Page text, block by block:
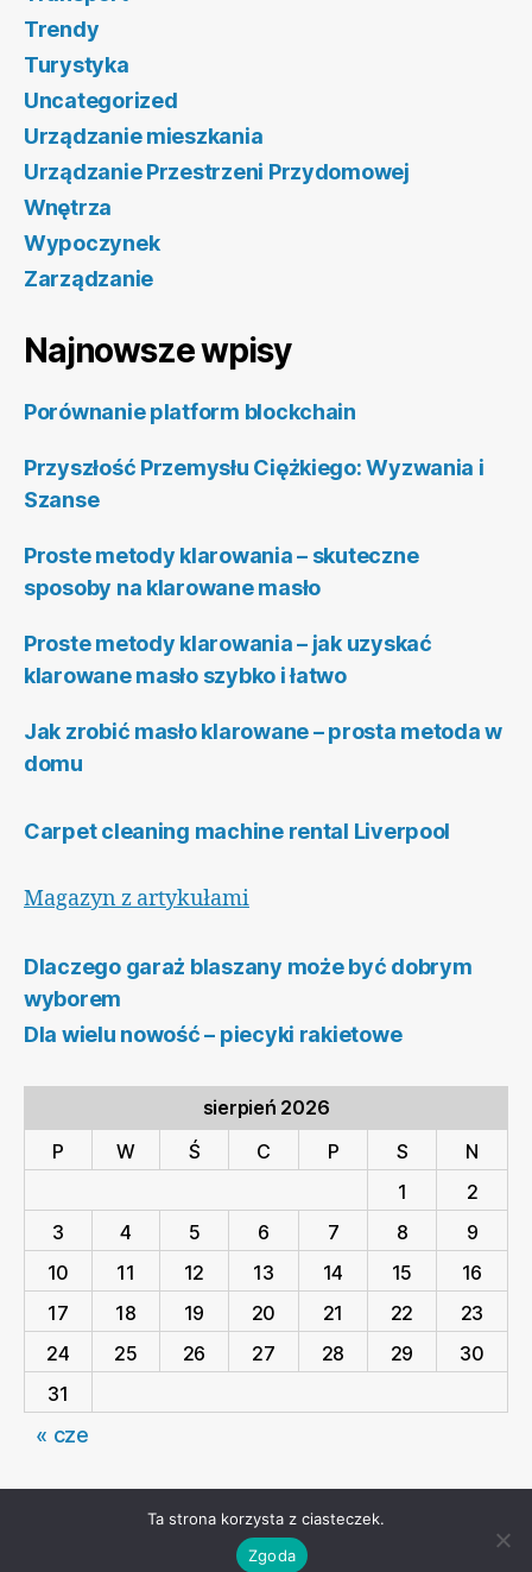
Trendy
Turystyka
Uncategorized
Urządzanie mieszkania
Urządzanie Przestrzeni Przydomowej
Wnętrza
Wypoczynek
Zarządzanie
Najnowsze wpisy
Porównanie platform blockchain
Przyszłość Przemysłu Ciężkiego: Wyzwania i
Szanse
Proste metody klarowania – skuteczne
sposoby na klarowane masło
Proste metody klarowania – jak uzyskać
klarowane masło szybko i łatwo
Jak zrobić masło klarowane – prosta metoda w
domu
Carpet cleaning machine rental Liverpool
Magazyn z artykułami
Dlaczego garaż blaszany może być dobrym
wyborem
Dla wielu nowość – piecyki rakietowe
sierpień 2026
P
W Ś C P S
N
1
2
3
4 5 6 7 8
9
10
11 12 13 14 15
16
17
18 19 20 21 22
23
24
25 26 27 28 29
30
31
« cze
↑
Ta strona korzysta z ciasteczek.
Zgoda